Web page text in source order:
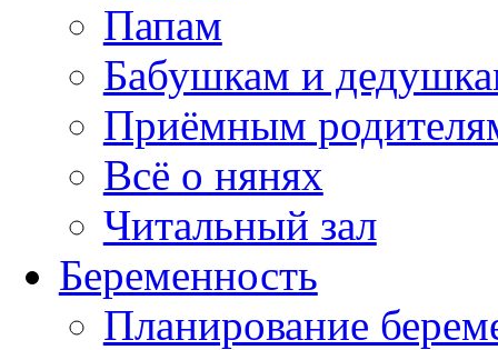
Папам
Бабушкам и
Приёмным
Всё о нянях
Читальный зал
Беременность
Планирование